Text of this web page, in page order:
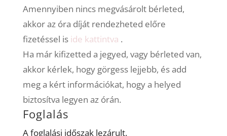
Amennyiben nincs megvásárolt bérleted,
akkor az óra díját rendezheted előre
fizetéssel is ide kattintva .
Ha már kifizetted a jegyed, vagy bérleted van,
akkor kérlek, hogy görgess lejjebb, és add
meg a kért információkat, hogy a helyed
biztosítva legyen az órán.
Foglalás
A foglalási időszak lezárult.